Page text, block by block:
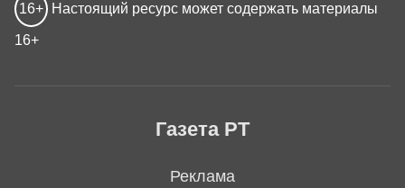
Газета РТ
Реклама
16+ Настоящий ресурс может содержать материалы
16+